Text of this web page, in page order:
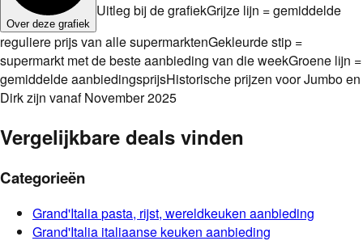
Over deze grafiek
Uitleg bij de grafiekGrijze lijn = gemiddelde
reguliere prijs van alle supermarktenGekleurde stip =
supermarkt met de beste aanbieding van die weekGroene lijn =
gemiddelde aanbiedingsprijsHistorische prijzen voor Jumbo en
Dirk zijn vanaf November 2025
Vergelijkbare deals vinden
Categorieën
Grand'Italiapasta, rijst, wereldkeuken aanbieding
Grand'Italia italiaanse keuken aanbieding